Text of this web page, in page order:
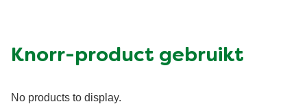
Knorr-product gebruikt
No products to display.